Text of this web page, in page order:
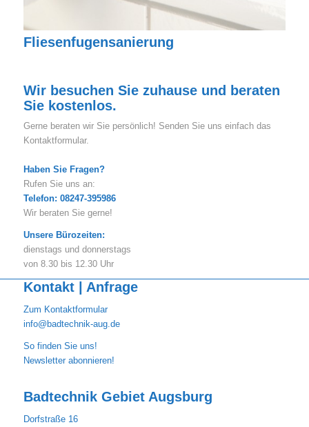
Fliesenfugensanierung
Wir besuchen Sie zuhause und beraten
Sie kostenlos.
Gerne beraten wir Sie persönlich! Senden Sie uns einfach das
Kontaktformular.
Haben Sie Fragen?
Rufen Sie uns an:
Telefon: 08247-395986
Wir beraten Sie gerne!
Unsere Bürozeiten:
dienstags und donnerstags
von 8.30 bis 12.30 Uhr
Kontakt | Anfrage
Zum Kontaktformular
info@badtechnik-aug.de
So finden Sie uns!
Newsletter abonnieren!
Badtechnik Gebiet Augsburg
Dorfstraße 16